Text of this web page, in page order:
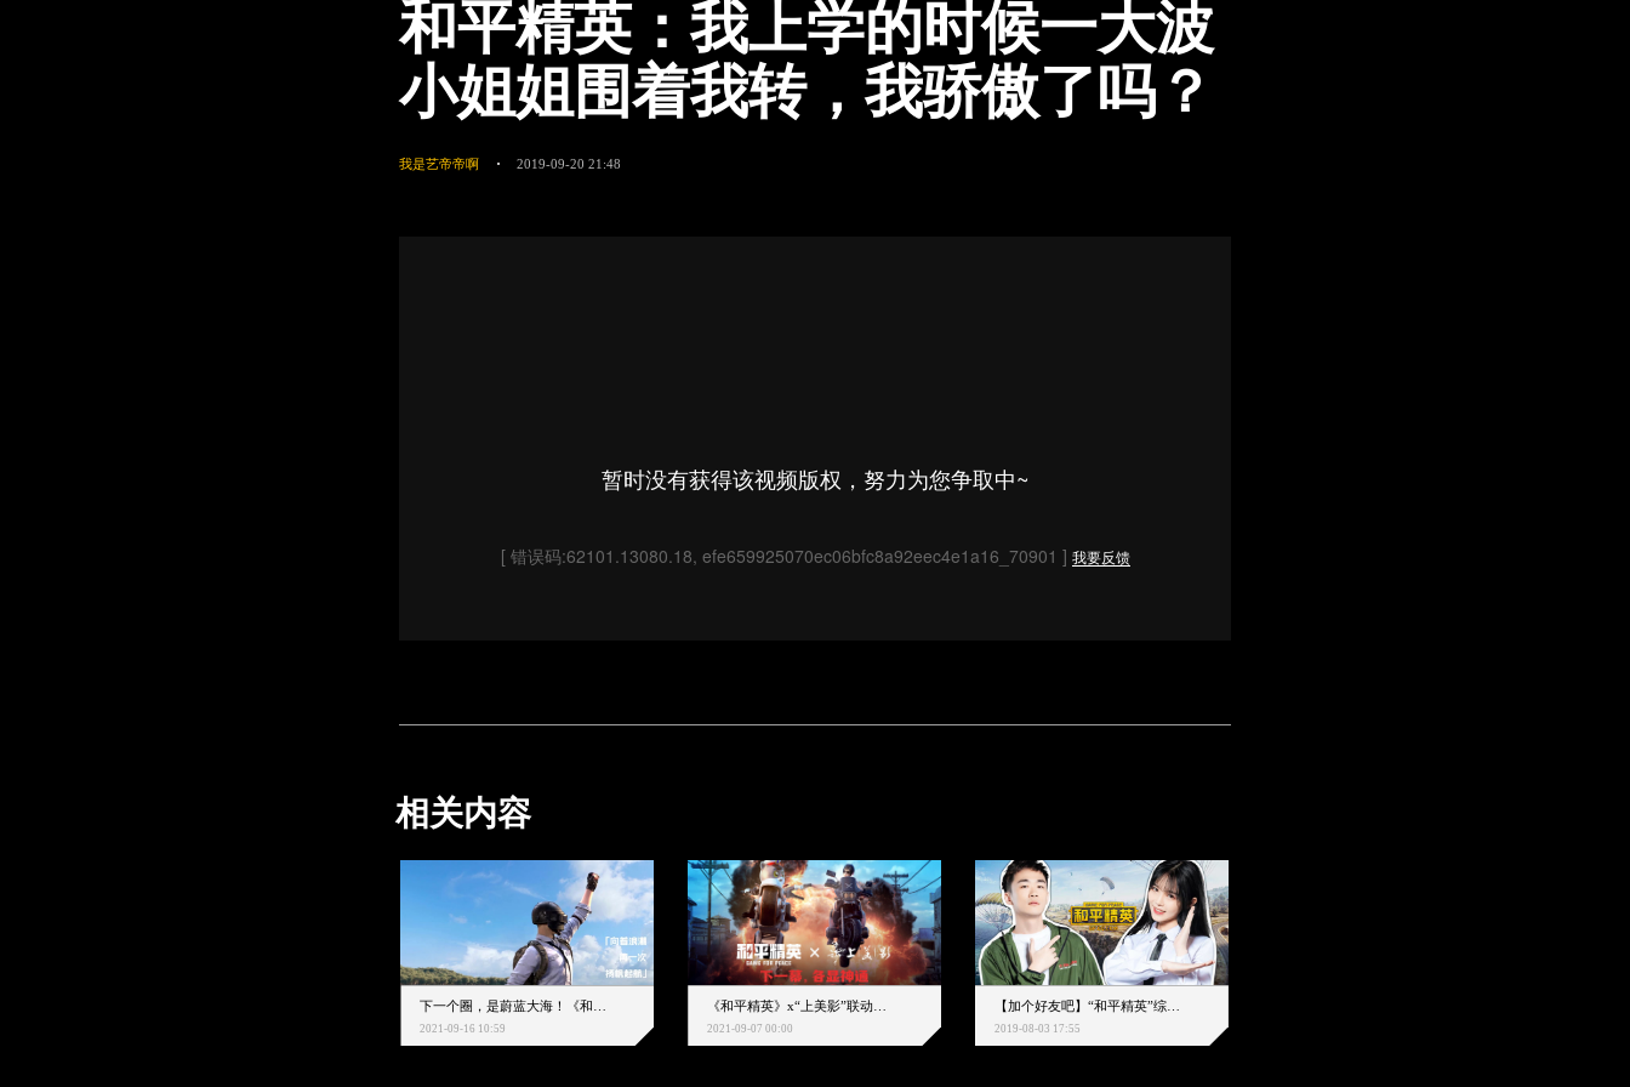
和平精英：我上学的时候一大波
小姐姐围着我转，我骄傲了吗？
我是艺帝帝啊 2019-09-20 21:48
暂时没有获得该视频版权，努力为您争取中~
[ 错误码:62101.13080.18, efe659925070ec06bfc8a92eec4e1a16_70901 ] 我要反馈
相关内容
2021-09-16 10:59 2021-09-07 00:00
【加个好友吧】“和平精英”综艺首秀！12位人气主播落地刚枪谁能带队吃鸡
2019-08-03 17:55